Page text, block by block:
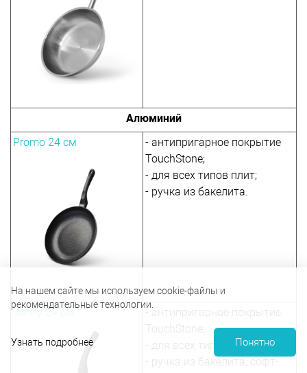
Алюминий
Promo 24 см
- антипригарное покрытие
TouchStone;
- для всех типов плит;
- ручка из бакелита.
Jenny 24 см
- антипригарное покрытие
TouchStone;
- для всех типов плит;
- ручка из бакелита, софт-
На нашем сайте мы используем cookie-файлы и
рекомендательные технологии.
Узнать подробнее Понятно